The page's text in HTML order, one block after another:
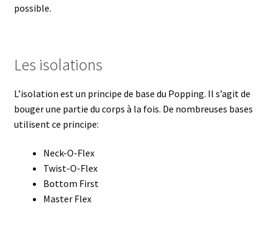
possible.
Les isolations
L’isolation est un principe de base du Popping. Il s’agit de
bouger une partie du corps à la fois. De nombreuses bases
utilisent ce principe:
Neck-O-Flex
Twist-O-Flex
Bottom First
Master Flex